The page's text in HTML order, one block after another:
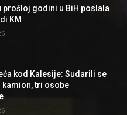
prošloj godini u BiH poslala
KM
kod Kalesije: Sudarili se
kamion, tri osobe